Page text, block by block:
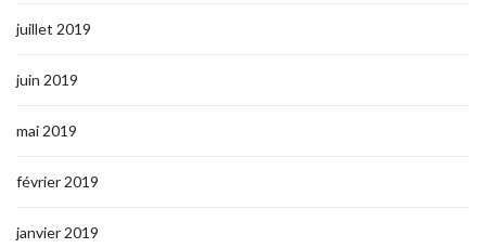
juillet 2019
juin 2019
mai 2019
février 2019
janvier 2019